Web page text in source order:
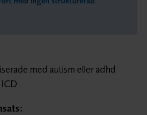
med autism eller adhd